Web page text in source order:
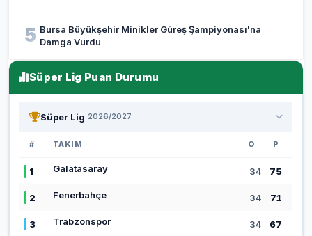
5 Bursa Büyükşehir Minikler Güreş Şampiyonası'na
Damga Vurdu
Süper Lig Puan Durumu
Süper Lig 2026/2027
# TAKIM O P
1 Galatasaray 34 75
2 Fenerbahçe 34 71
3 Trabzonspor 34 67